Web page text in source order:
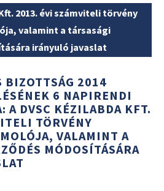
2013. évi számviteli törvény
valamint a társasági
irányuló javaslat
BIZOTTSÁG 2014
6 NAPIRENDI
A DVSC KÉZILABDA KFT.
TÖRVÉNY
VALAMINT A
MÓDOSÍTÁSÁRA